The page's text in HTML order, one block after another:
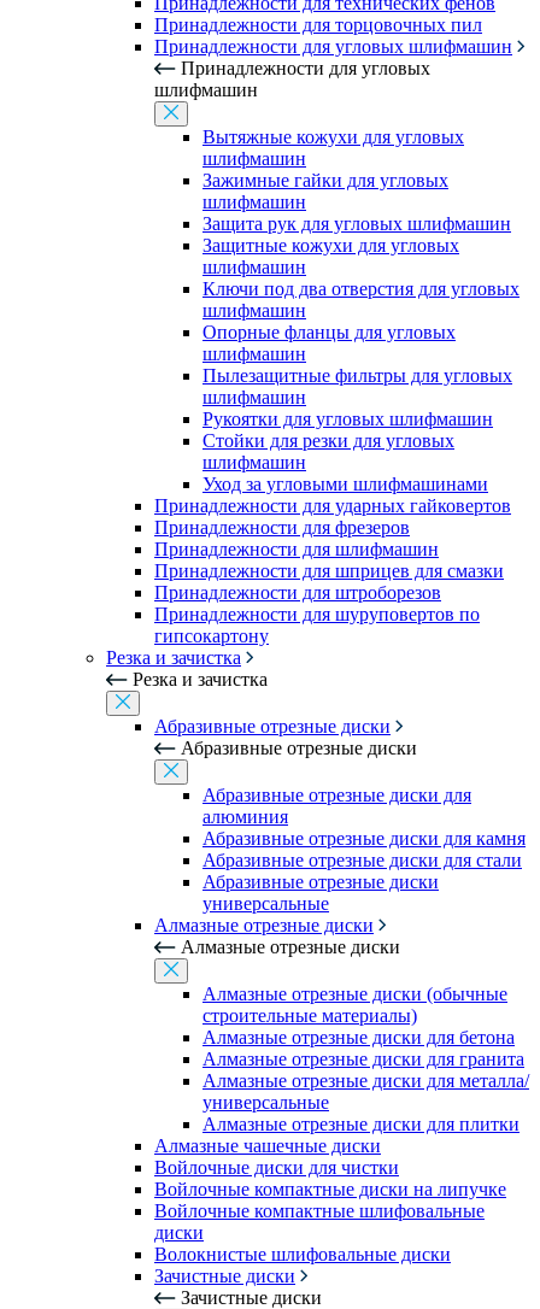
Принадлежности для торцовочных пил
Принадлежности для угловых шлифмашин
Принадлежности для угловых
шлифмашин
Вытяжные кожухи для угловых
шлифмашин
Зажимные гайки для угловых
шлифмашин
Защита рук для угловых шлифмашин
Защитные кожухи для угловых
шлифмашин
Ключи под два отверстия для угловых
шлифмашин
Опорные фланцы для угловых
шлифмашин
Пылезащитные фильтры для угловых
шлифмашин
Рукоятки для угловых шлифмашин
Стойки для резки для угловых
шлифмашин
Уход за угловыми шлифмашинами
Принадлежности для ударных гайковертов
Принадлежности для фрезеров
Принадлежности для шлифмашин
Принадлежности для шприцев для смазки
Принадлежности для штроборезов
Принадлежности для шуруповертов по
гипсокартону
Резка и зачистка
Резка и зачистка
Абразивные отрезные диски
Абразивные отрезные диски
Абразивные отрезные диски для
алюминия
Абразивные отрезные диски для камня
Абразивные отрезные диски для стали
Абразивные отрезные диски
универсальные
Алмазные отрезные диски
Алмазные отрезные диски
Алмазные отрезные диски (обычные
строительные материалы)
Алмазные отрезные диски для бетона
Алмазные отрезные диски для гранита
Алмазные отрезные диски для металла/
универсальные
Алмазные отрезные диски для плитки
Алмазные чашечные диски
Войлочные диски для чистки
Войлочные компактные диски на липучке
Войлочные компактные шлифовальные
диски
Волокнистые шлифовальные диски
Зачистные диски
Зачистные диски